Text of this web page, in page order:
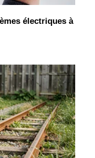
électriques à